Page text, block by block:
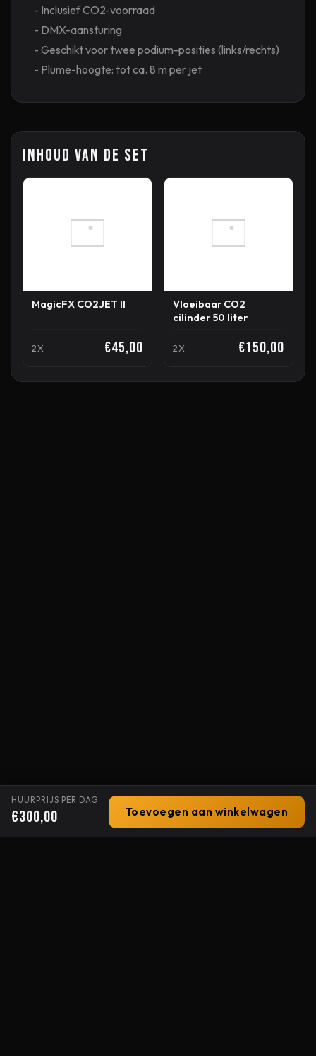
- Inclusief CO2-voorraad
- DMX-aansturing
- Geschikt voor twee podium-posities (links/rechts)
- Plume-hoogte: tot ca. 8 m per jet
Inhoud van de set
MagicFX CO2JET II
2X €45,00
Vloeibaar CO2
cilinder 50 liter
2X €150,00
HUURPRIJS PER DAG
€300,00 Toevoegen aan winkelwagen